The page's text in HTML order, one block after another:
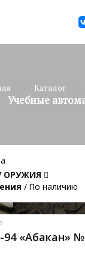
Каталог
Учебные
ОРУЖИЯ
/ По наличию
«Абакан»